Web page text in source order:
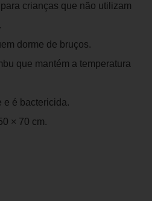
crianças que não utilizam
dorme de bruços.
que mantém a temperatura
e é bactericida.
× 70 cm.